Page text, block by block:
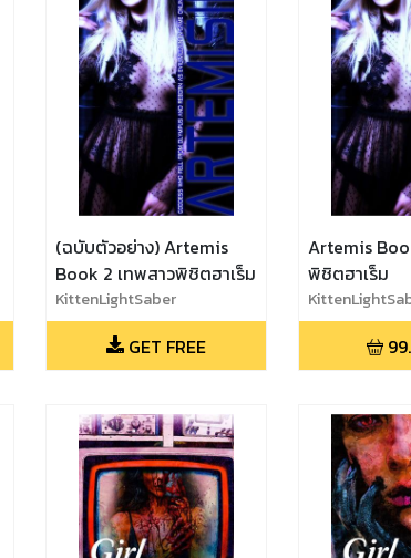
(ฉบับตัวอย่าง) Artemis
Book 2 เทพสาวพิชิตฮาเร็ม
KittenLightSaber
GET FREE
Artemis
พิชิตฮาเร็ม